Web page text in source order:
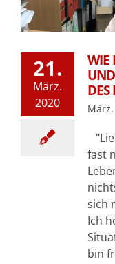
21.
März.
2020
WIE
fast
sich
Ich
bin